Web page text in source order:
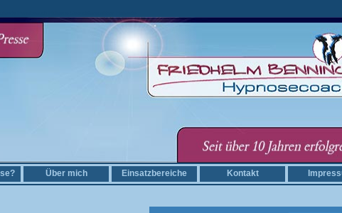
Über mich Einsatzbereiche Kontakt